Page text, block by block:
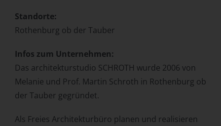
Standorte:
Rothenburg ob der Tauber
Infos zum Unternehmen:
Das architekturstudio SCHROTH wurde 2006 von
Melanie und Prof. Martin Schroth in Rothenburg ob
der Tauber gegründet.
Als Freies Architekturbüro planen und realisieren